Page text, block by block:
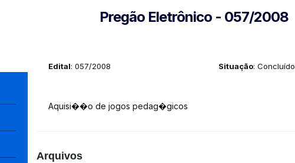
Pregão Eletrônico - 057/2008
Edital: 057/2008 Situação: Concluído
Aquisi��o de jogos pedag�gicos
Arquivos